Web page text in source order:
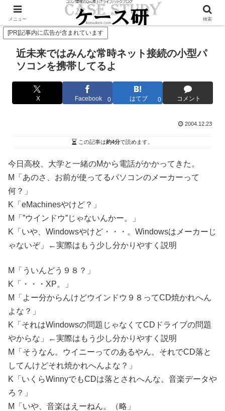
Twitterで毎日お得情報発信中！是非フォローお願いします
[PR]記事内に広告が含まれています
近未来ではみんな常時ネット接続の小型パ
ソコンを携帯してるよ
X Facebook 0 はてブ 0 コメント
2004.12.23
この記事は約4分で読めます。
今日高校、大学と一緒のMから電話がかかってきた。
M「あのさ、お前が使ってるパソコンのメーカーって
何？」
K「eMachinesやけど？」
M「”ウインドウ”じゃないんかー。」
K「いや、Windowsやけど・・・。Windowsはメーカーじ
ゃないぞ」←実際はもう少し分かりやすく説明
M「ういんどう９８？」
K「・・・XP。」
M「よー分からんけどウインドウ９８ってCD焼かれへん
よな？」
K「それはWindowsの問題じゃなくてCDドライブの問題
やからな」←実際はもう少し分かりやすく説明
M「そうなん。ウイニーってのあるやん。それでCD落と
してんけどそれ焼かれへんよな？」
K「いくらWinnyでもCDは落とされへんな。音楽データや
ろ？」
M「いや、音楽はえーねん。（略」
メニュー 検索